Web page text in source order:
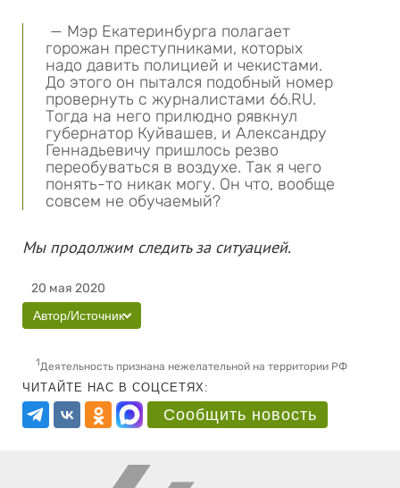
— Мэр Екатеринбурга полагает
горожан преступниками, которых
надо давить полицией и чекистами.
До этого он пытался подобный номер
провернуть с журналистами 66.RU.
Тогда на него прилюдно рявкнул
губернатор Куйвашев, и Александру
Геннадьевичу пришлось резво
переобуваться в воздухе. Так я чего
понять-то никак могу. Он что, вообще
совсем не обучаемый?
Мы продолжим следить за ситуацией.
20 мая 2020
Автор/Источник
1Деятельность признана нежелательной на территории РФ
ЧИТАЙТЕ НАС В СОЦСЕТЯХ:
Сообщить новость